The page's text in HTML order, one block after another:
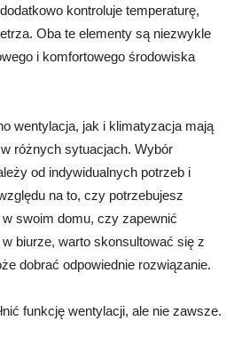
kontroluje temperaturę,
Oba te elementy są niezwykle
i komfortowego środowiska
wentylacja, jak i klimatyzacja mają
różnych sytuacjach. Wybór
od indywidualnych potrzeb i
na to, czy potrzebujesz
swoim domu, czy zapewnić
biurze, warto skonsultować się z
dobrać odpowiednie rozwiązanie.
funkcję wentylacji, ale nie zawsze.